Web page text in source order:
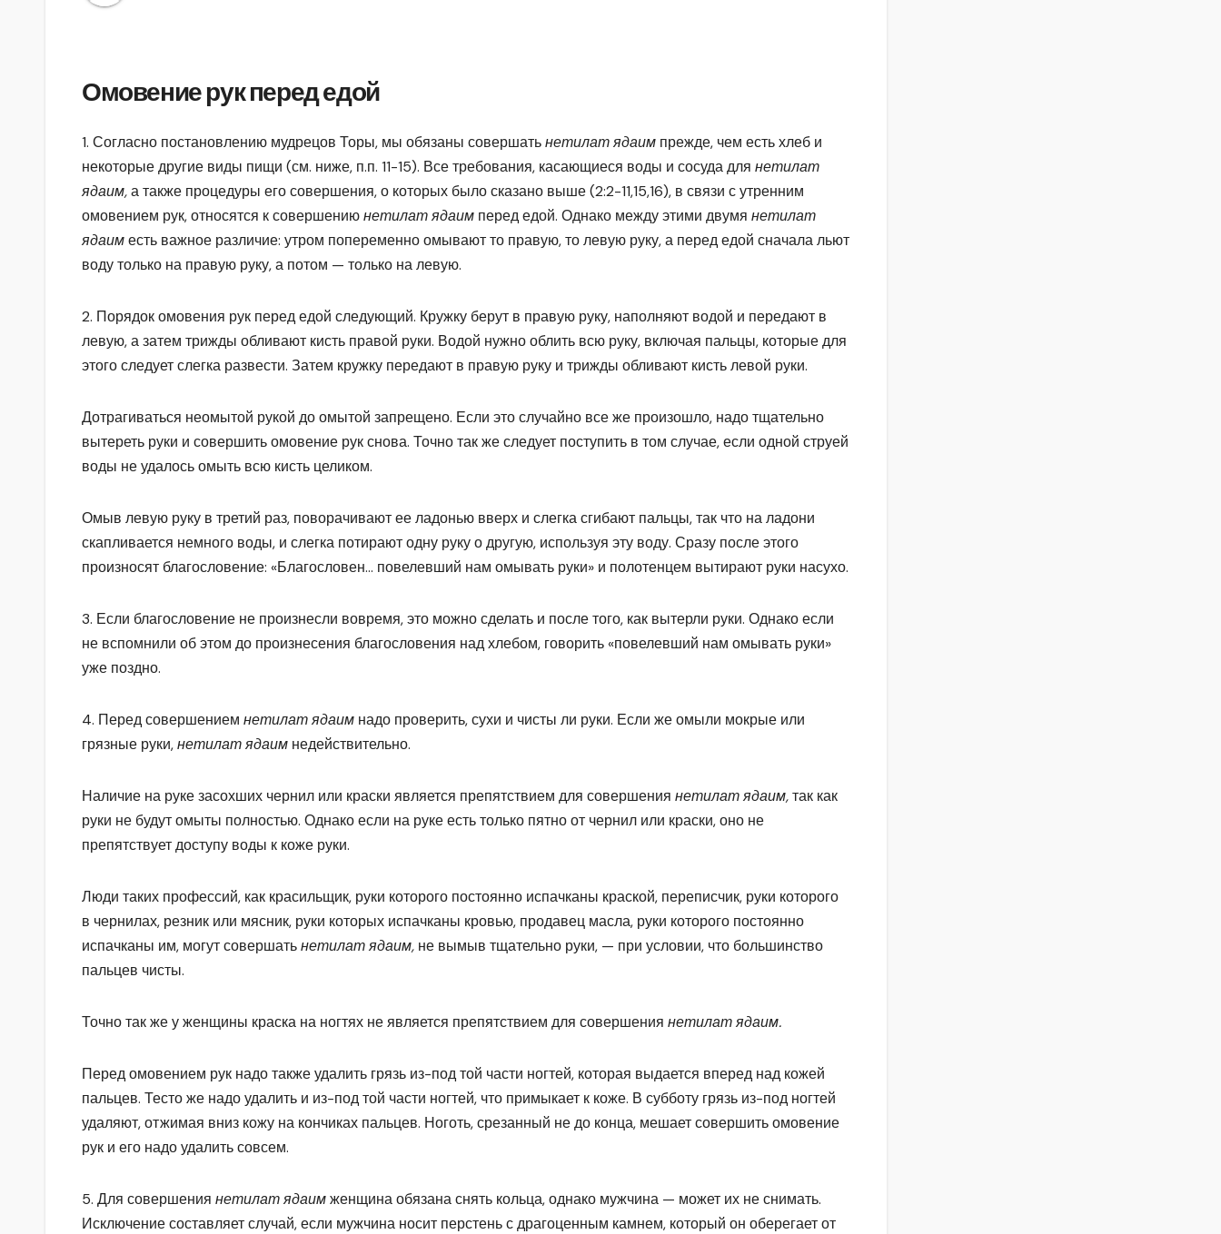
Омовение рук перед едой
1. Согласно постановлению мудрецов Торы, мы обязаны совершатьнетилат ядаим прежде, чем есть хлеб и
некоторые другие виды пищи (см. ниже, п.п. 11-15). Все требования, касающиеся воды и сосуда для нетилат
ядаим,а также процедуры его совершения, о которых было сказано выше (2:2-11,15,16), в связи с утренним
омовением рук, относятся к совершениюнетилат ядаим перед едой. Однако между этими двумя нетилат
ядаиместь важное различие: утром попеременно омывают то правую, то левую руку, а перед едой сначала льют
воду только на правую руку, а потом — только на левую.
2. Порядок омовения рук перед едой следующий. Кружку берут в правую руку, наполняют водой и передают в
левую, а затем трижды обливают кисть правой руки. Водой нужно облить всю руку, включая пальцы, которые для
этого следует слегка развести. Затем кружку передают в правую руку и трижды обливают кисть левой руки.
Дотрагиваться неомытой рукой до омытой запрещено. Если это случайно все же произошло, надо тщательно
вытереть руки и совершить омовение рук снова. Точно так же следует поступить в том случае, если одной струей
воды не удалось омыть всю кисть целиком.
Омыв левую руку в третий раз, поворачивают ее ладонью вверх и слегка сгибают пальцы, так что на ладони
скапливается немного воды, и слегка потирают одну руку о другую, используя эту воду. Сразу после этого
произносят благословение: «Благословен… повелевший нам омывать руки» и полотенцем вытирают руки насухо.
3. Если благословение не произнесли вовремя, это можно сделать и после того, как вытерли руки. Однако если
не вспомнили об этом до произнесения благословения над хлебом, говорить «повелевший нам омывать руки»
уже поздно.
4. Перед совершением нетилат ядаим надо проверить, сухи и чисты ли руки. Если же омыли мокрые или
грязные руки,нетилат ядаим недействительно.
Наличие на руке засохших чернил или краски является препятствием для совершения нетилат ядаим,так как
руки не будут омыты полностью. Однако если на руке есть только пятно от чернил или краски, оно не
препятствует доступу воды к коже руки.
Люди таких профессий, как красильщик, руки которого постоянно испачканы краской, переписчик, руки которого
в чернилах, резник или мясник, руки которых испачканы кровью, продавец масла, руки которого постоянно
испачканы им, могут совершатьнетилат ядаим, не вымыв тщательно руки, — при условии, что большинство
пальцев чисты.
Точно так же у женщины краска на ногтях не является препятствием для совершения нетилат ядаим.
Перед омовением рук надо также удалить грязь из-под той части ногтей, которая выдается вперед над кожей
пальцев. Тесто же надо удалить и из-под той части ногтей, что примыкает к коже. В субботу грязь из-под ногтей
удаляют, отжимая вниз кожу на кончиках пальцев. Ноготь, срезанный не до конца, мешает совершить омовение
рук и его надо удалить совсем.
5. Для совершения нетилат ядаимженщина обязана снять кольца, однако мужчина — может их не снимать.
Исключение составляет случай, если мужчина носит перстень с драгоценным камнем, который он оберегает от